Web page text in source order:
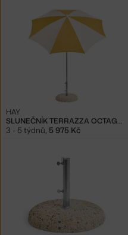
SLUNEČNÍK TERRAZZA OCTAGON, OCHRE
HAY
3 - 5 týdnů, 5 975 Kč